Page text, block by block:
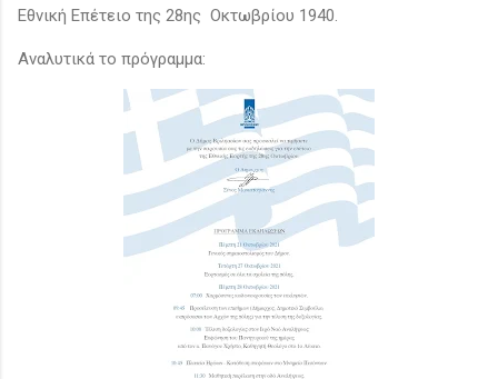
Εθνική Επέτειο της 28ης Οκτωβρίου 1940.
Αναλυτικά το πρόγραμμα: